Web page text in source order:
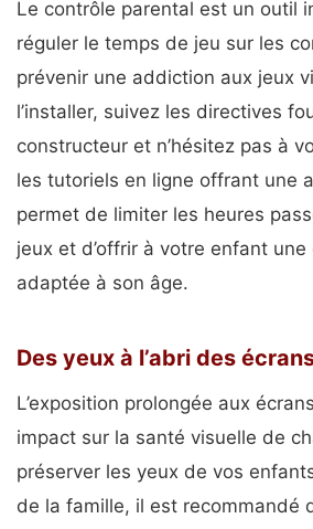
Le contrôle parental est un outil
réguler le temps de jeu sur les
prévenir une addiction aux jeux
l’installer, suivez les directives
constructeur et n’hésitez pas à
les tutoriels en ligne offrant une
permet de limiter les heures
jeux et d’offrir à votre enfant
adaptée à son âge.
Des yeux à l’abri des
L’exposition prolongée aux
impact sur la santé visuelle de
préserver les yeux de vos
de la famille, il est recommandé